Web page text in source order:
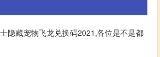
隐藏宠物飞龙兑换码2021,各位是不是都